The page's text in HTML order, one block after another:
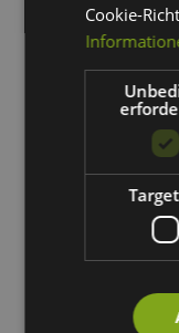
Juniks &
Noch
Ihnen
Cookie-